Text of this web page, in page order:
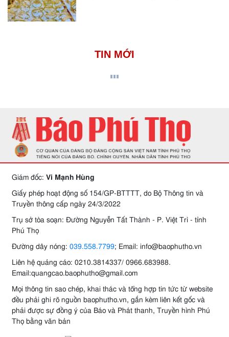
TIN MỚI
Giám đốc: Vi Mạnh Hùng
Giấy phép hoạt động số 154/GP-BTTTT, do Bộ Thông tin và
Truyền thông cấp ngày 24/3/2022
Trụ sở tòa soạn: Đường Nguyễn Tất Thành - P. Việt Trì - tỉnh
Phú Thọ
Đường dây nóng: 039.558.7799; Email: info@baophutho.vn
Liên hệ quảng cáo: 0210.3814337/ 0966.683988.
Email:quangcao.baophutho@gmail.com
Mọi thông tin sao chép, khai thác và tổng hợp tin tức từ website
đều phải ghi rõ nguồn baophutho.vn, gắn kèm liên kết gốc và
phải được sự đồng ý của Báo và Phát thanh, Truyền hình Phú
Thọ bằng văn bản